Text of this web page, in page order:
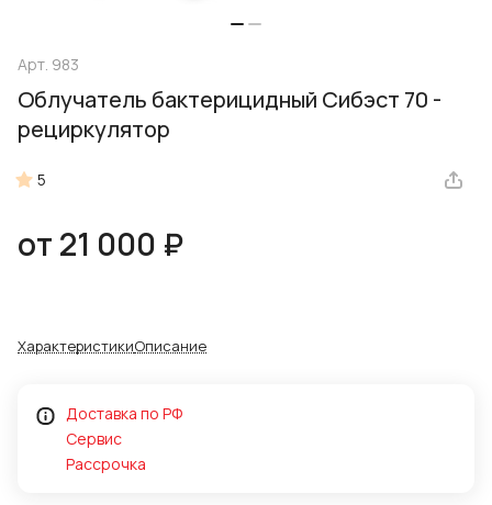
Арт. 983
Облучатель бактерицидный Сибэст 70 -
рециркулятор
5
от 21 000 ₽
ХарактеристикиОписание
Доставка по РФ
Сервис
Рассрочка